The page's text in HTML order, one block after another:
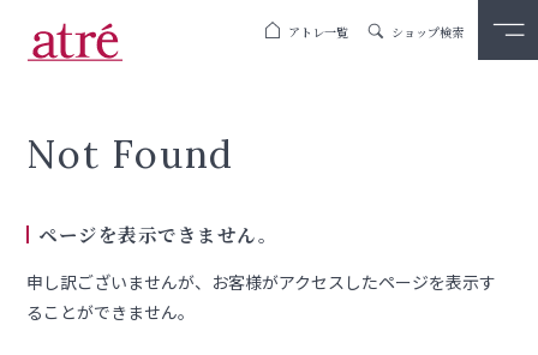
アトレ一覧 ショップ検索
Not Found
ページを表示できません。
申し訳ございませんが、お客様がアクセスしたページを表示す
ることができません。